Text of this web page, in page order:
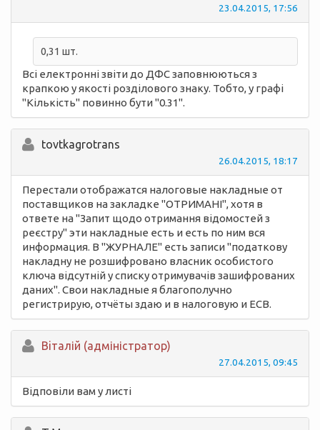
23.04.2015, 17:56
0,31 шт.
Всі електронні звіти до ДФС заповнюються з
крапкою у якості розділового знаку. Тобто, у графі
"Кількість" повинно бути "0.31".
tovtkagrotrans
26.04.2015, 18:17
Перестали отображатся налоговые накладные от
поставщиков на закладке "ОТРИМАНІ", хотя в
ответе на "Запит щодо отримання відомостей з
реєстру" эти накладные есть и есть по ним вся
информация. В "ЖУРНАЛЕ" есть записи "податкову
накладну не розшифровано власник особистого
ключа відсутній у списку отримувачів зашифрованих
даних". Свои накладные я благополучно
регистрирую, отчёты здаю и в налоговую и ЕСВ.
Вiталій (адміністратор)
27.04.2015, 09:45
Відповіли вам у листі